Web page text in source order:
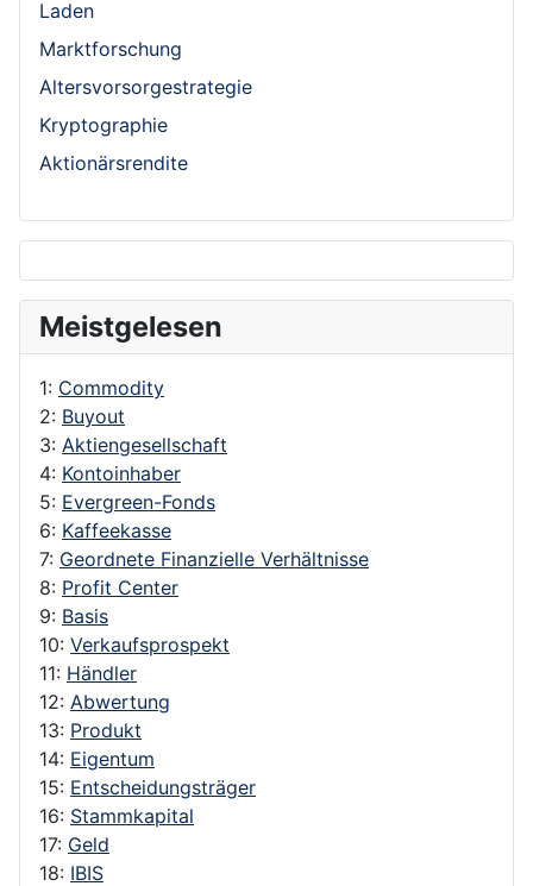
Laden
Marktforschung
Altersvorsorgestrategie
Kryptographie
Aktionärsrendite
Meistgelesen
1: Commodity
2: Buyout
3: Aktiengesellschaft
4: Kontoinhaber
5: Evergreen-Fonds
6: Kaffeekasse
7: Geordnete Finanzielle Verhältnisse
8: Profit Center
9: Basis
10: Verkaufsprospekt
11: Händler
12: Abwertung
13: Produkt
14: Eigentum
15: Entscheidungsträger
16: Stammkapital
17: Geld
18: IBIS